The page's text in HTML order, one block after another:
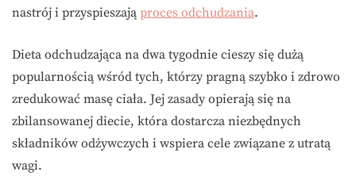
nastrój i przyspieszają proces odchudzania.
Dieta odchudzająca na dwa tygodnie cieszy się dużą
popularnością wśród tych, którzy pragną szybko i zdrowo
zredukować masę ciała. Jej zasady opierają się na
zbilansowanej diecie, która dostarcza niezbędnych
składników odżywczych i wspiera cele związane z utratą
wagi.